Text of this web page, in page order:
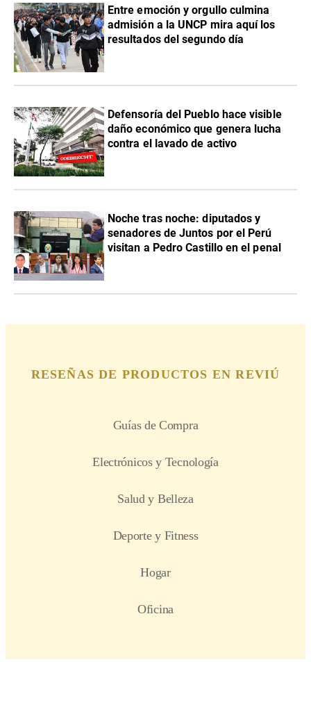
Entre emoción y orgullo culmina
admisión a la UNCP mira aquí los
resultados del segundo día
Defensoría del Pueblo hace visible
daño económico que genera lucha
contra el lavado de activo
Noche tras noche: diputados y
senadores de Juntos por el Perú
visitan a Pedro Castillo en el penal